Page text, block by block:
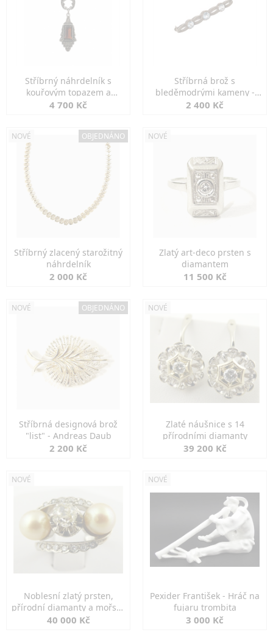
Stříbrný náhrdelník s
kouřovým topazem a
markazity
4 700 Kč
Stříbrná brož s
bleděmodrými kameny -
jemná elegance
2 400 Kč
NOVÉ OBJEDNÁNO
Stříbrný zlacený starožitný
náhrdelník
2 000 Kč
NOVÉ
Zlatý art-deco prsten s
diamantem
11 500 Kč
NOVÉ OBJEDNÁNO
Stříbrná designová brož
"list" - Andreas Daub
2 200 Kč
NOVÉ
Zlaté náušnice s 14
přírodními diamanty
39 200 Kč
NOVÉ
Noblesní zlatý prsten,
přírodní diamanty a mořské
perly
40 000 Kč
NOVÉ
Pexider František - Hráč na
fujaru trombita
3 000 Kč